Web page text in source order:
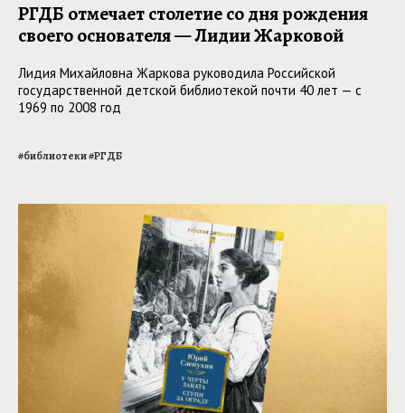
РГДБ отмечает столетие со дня рождения
своего основателя — Лидии Жарковой
Лидия Михайловна Жаркова руководила Российской
государственной детской библиотекой почти 40 лет — с
1969 по 2008 год
#библиотеки#РГДБ